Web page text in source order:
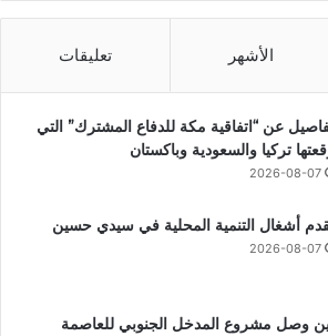
الأشهر تعليقات
عن “اتفاقية مكة للدفاع المشترك” التي
تركيا والسعودية وباكستان
2026-08-07
أشغال التنمية المحلية في سيدي حسين
2026-08-07
وصل مشروع المدخل الجنوبي للعاصمة